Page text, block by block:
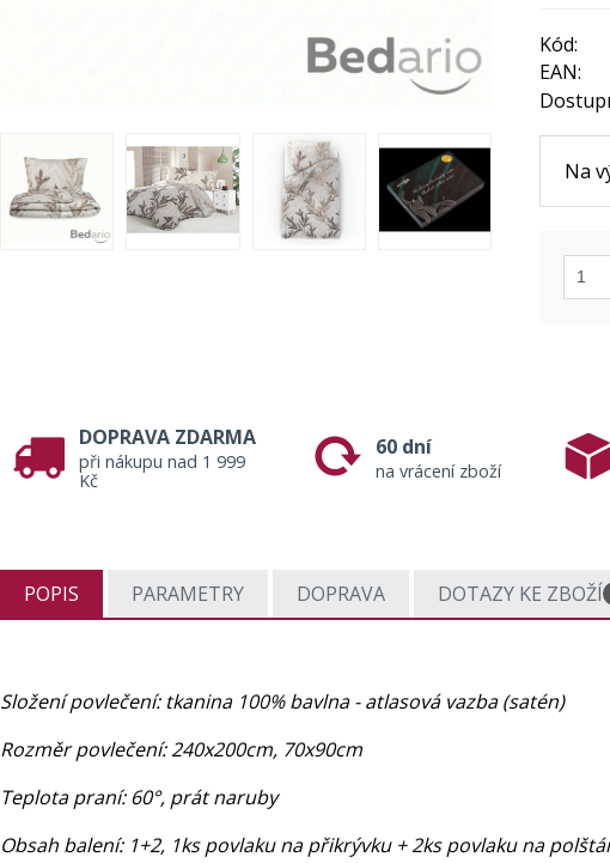
Kód:
EAN:
Na
DOPRAVA ZDARMA
při nákupu nad 1 999
Kč
60 dní
na vrácení zboží
POPIS PARAMETRY DOPRAVA DOTAZY KE ZBOŽÍ
Složení povlečení: tkanina 100% bavlna - atlasová vazba (satén)
Rozměr povlečení: 240x200cm, 70x90cm
Teplota praní: 60°, prát naruby
Obsah balení: 1+2, 1ks povlaku na přikrývku + 2ks povlaku na